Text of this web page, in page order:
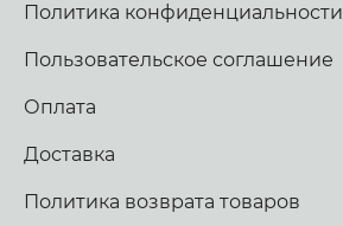
Политика конфиденциальности
Пользовательское соглашение
Оплата
Доставка
Политика возврата товаров